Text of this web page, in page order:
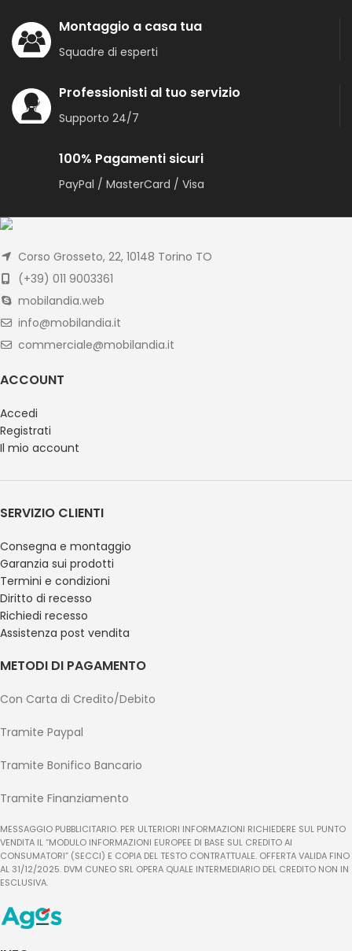
Montaggio a casa tua
Squadre di esperti
Professionisti al tuo servizio
Supporto 24/7
100% Pagamenti sicuri
PayPal / MasterCard / Visa
Corso Grosseto, 22, 10148 Torino TO
(+39) 011 9003361
mobilandia.web
info@mobilandia.it
commerciale@mobilandia.it
ACCOUNT
Accedi
Registrati
Il mio account
SERVIZIO CLIENTI
Consegna e montaggio
Garanzia sui prodotti
Termini e condizioni
Diritto di recesso
Richiedi recesso
Assistenza post vendita
METODI DI PAGAMENTO
Con Carta di Credito/Debito
Tramite Paypal
Tramite Bonifico Bancario
Tramite Finanziamento
MESSAGGIO PUBBLICITARIO. PER ULTERIORI INFORMAZIONI RICHIEDERE SUL PUNTO
VENDITA IL “MODULO INFORMAZIONI EUROPEE DI BASE SUL CREDITO AI
CONSUMATORI” (SECCI) E COPIA DEL TESTO CONTRATTUALE. OFFERTA VALIDA FINO
AL 31/12/2025. DVM CUNEO SRL OPERA QUALE INTERMEDIARIO DEL CREDITO NON IN
ESCLUSIVA.